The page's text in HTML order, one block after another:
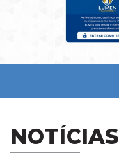
NOTÍCIAS